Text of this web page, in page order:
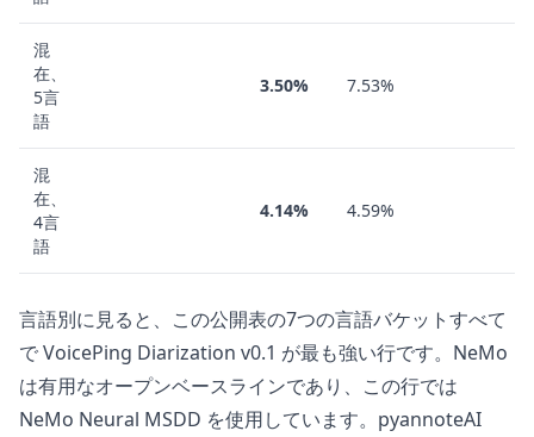
混
在、
5言
語
3.50% 7.53%
混
在、
4言
語
4.14% 4.59%
言語別に見ると、この公開表の7つの言語バケットすべて
で VoicePing Diarization v0.1 が最も強い行です。NeMo
は有用なオープンベースラインであり、この行では
NeMo Neural MSDD を使用しています。pyannoteAI